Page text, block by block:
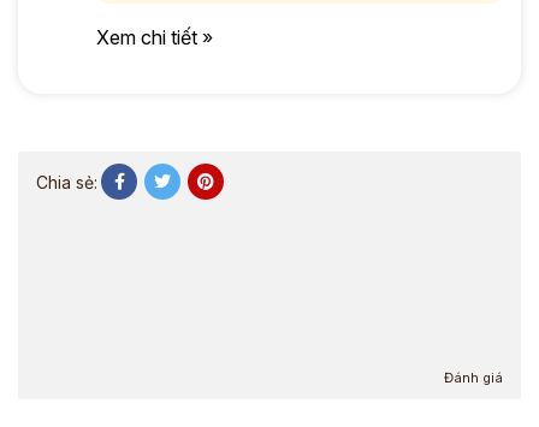
Xem chi tiết »
Chia sẻ:
Đánh giá